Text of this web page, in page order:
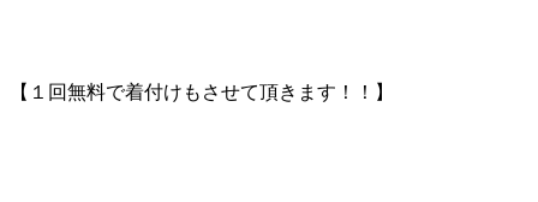
【１回無料で着付けもさせて頂きます！！】